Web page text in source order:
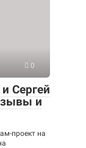
0
Сергей
и
проект на